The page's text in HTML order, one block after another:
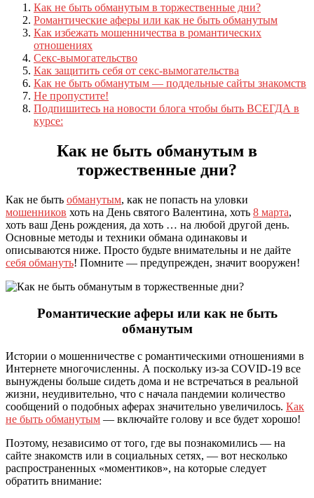
Как не быть обманутым в торжественные дни?
Романтические аферы или как не быть обманутым
Как избежать мошенничества в романтических
отношениях
Секс-вымогательство
Как защитить себя от секс-вымогательства
Как не быть обманутым — поддельные сайты знакомств
Не пропустите!
Подпишитесь на новости блога чтобы быть ВСЕГДА в
курсе:
Как не быть обманутым в
торжественные дни?
Как не быть обманутым, как не попасть на уловки
мошенников хоть на День святого Валентина, хоть 8 марта,
хоть ваш День рождения, да хоть … на любой другой день.
Основные методы и техники обмана одинаковы и
описываются ниже. Просто будьте внимательны и не дайте
себя обмануть! Помните — предупрежден, значит вооружен!
Романтические аферы или как не быть
обманутым
Истории о мошенничестве с романтическими отношениями в
Интернете многочисленны. А поскольку из-за COVID-19 все
вынуждены больше сидеть дома и не встречаться в реальной
жизни, неудивительно, что с начала пандемии количество
сообщений о подобных аферах значительно увеличилось. Как
не быть обманутым — включайте голову и все будет хорошо!
Поэтому, независимо от того, где вы познакомились — на
сайте знакомств или в социальных сетях, — вот несколько
распространенных «моментиков», на которые следует
обратить внимание: